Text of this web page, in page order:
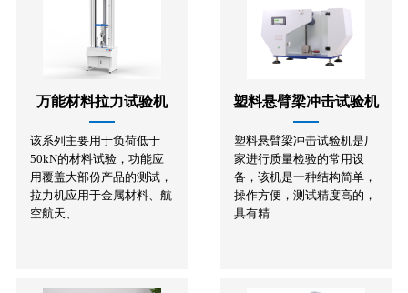
万能材料拉力试验机
该系列主要用于负荷低于
50kN的材料试验，功能应
用覆盖大部份产品的测试，
拉力机应用于金属材料、航
空航天、...
塑料悬臂梁冲击试验机
塑料悬臂梁冲击试验机是厂
家进行质量检验的常用设
备，该机是一种结构简单，
操作方便，测试精度高的，
具有精...